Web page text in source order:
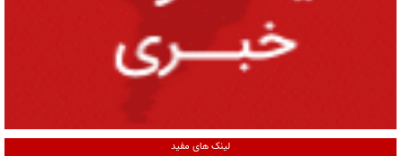
لینک های مفید